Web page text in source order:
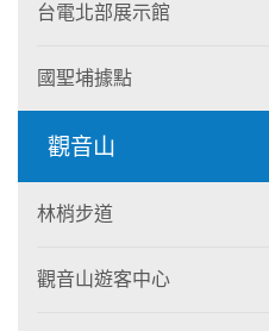
台電北部展示館
國聖埔據點
觀音山
林梢步道
觀音山遊客中心